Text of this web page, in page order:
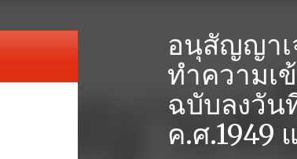
อนุสัญญาเ
ทำความเ
ฉบับลงวัน
ค.ศ.1949